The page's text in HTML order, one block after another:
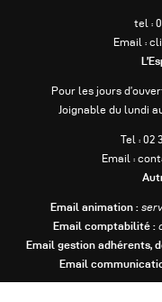
tel :
Email :
Pour les jours
Joignable du lundi
Tel : 02
Email :
Email animation :
Email comptabilité :
Email gestion adhérents,
Email